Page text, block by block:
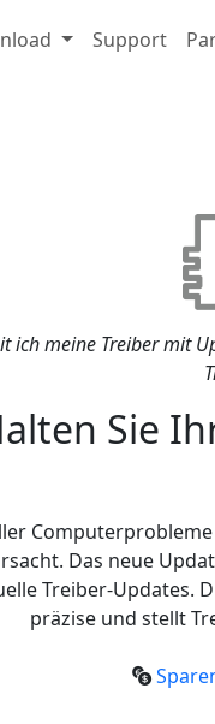
Support
ich meine Treiber mit
Sie
Das neue
Treiber-Updates.
präzise und stellt